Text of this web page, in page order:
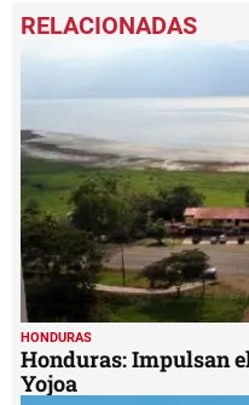
seconds
of
HONDURAS
Honduras: Impulsan
Yojoa